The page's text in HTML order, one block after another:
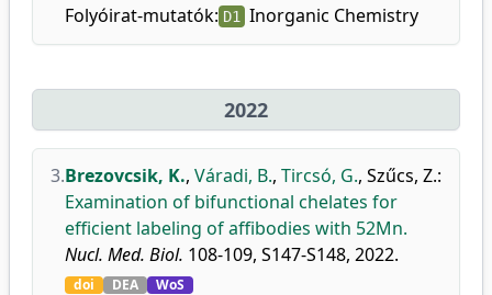
Folyóirat-mutatók: D1 Inorganic Chemistry
2022
3.Brezovcsik, K., Váradi, B., Tircsó, G., Szűcs, Z.:
Examination of bifunctional chelates for
efficient labeling of affibodies with 52Mn.
Nucl. Med. Biol. 108-109, S147-S148, 2022.
doi DEA WoS